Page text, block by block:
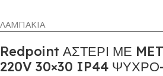
ΛΑΜΠΑΚΙΑ
Redpoint ΑΣΤΕΡΙ ΜΕ
220V 30×30 IP44